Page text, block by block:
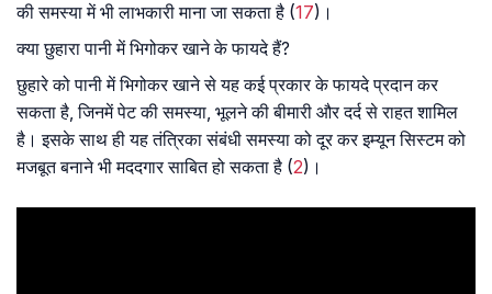
की समस्या में भी लाभकारी माना जा सकता है (17)।
क्या छुहारा पानी में भिगोकर खाने के फायदे हैं?
छुहारे को पानी में भिगोकर खाने से यह कई प्रकार के फायदे प्रदान कर
सकता है, जिनमें पेट की समस्या, भूलने की बीमारी और दर्द से राहत शामिल
है। इसके साथ ही यह तंत्रिका संबंधी समस्या को दूर कर इम्यून सिस्टम को
मजबूत बनाने भी मददगार साबित हो सकता है (2)।